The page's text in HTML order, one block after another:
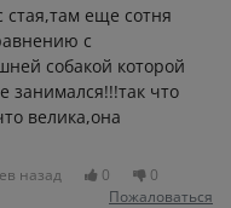
еще сотня
с
собакой которой
занимался!!!так что
велика,она
назад 0
0
Пожаловаться